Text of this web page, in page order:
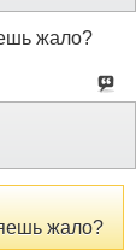
жало?
жало?